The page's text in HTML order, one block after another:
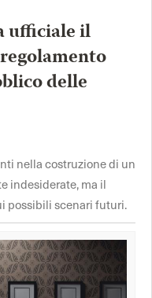
ufficiale il
delle
nella costruzione di un
indesiderate, ma il
possibili scenari futuri.